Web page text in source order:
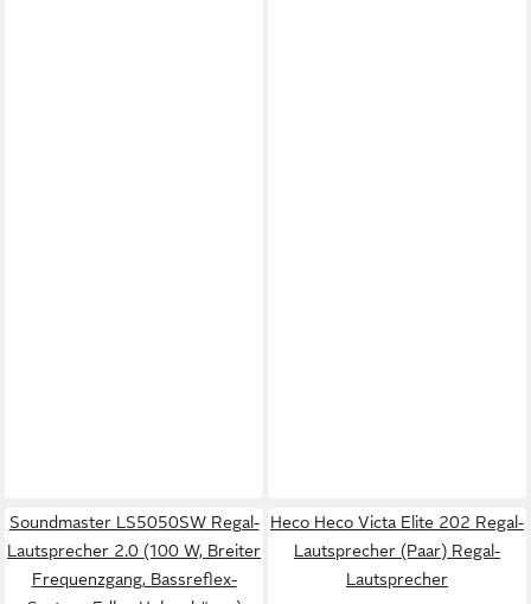
Soundmaster LS5050SW Regal-
Lautsprecher 2.0 (100 W, Breiter
Frequenzgang, Bassreflex-
Heco Heco Victa Elite 202 Regal-
Lautsprecher (Paar) Regal-
Lautsprecher